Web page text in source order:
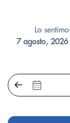
Lo
7 agosto, 2026